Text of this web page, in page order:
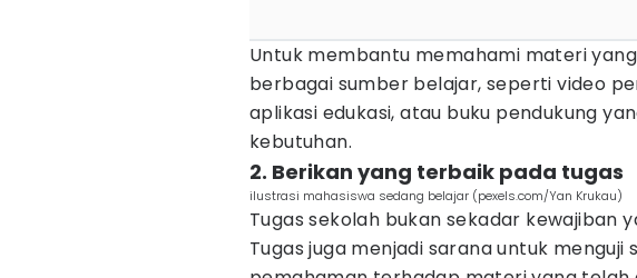
Untuk membantu memahami materi
berbagai sumber belajar, seperti video
aplikasi edukasi, atau buku pendukung
kebutuhan.
2. Berikan yang terbaik pada tugas
ilustrasi mahasiswa sedang belajar (pexels.com/Yan Krukau)
Tugas sekolah bukan sekadar kewajiban
Tugas juga menjadi sarana untuk